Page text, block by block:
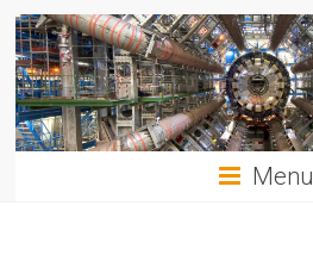
pour
l'avancement
des
sciences
Menu